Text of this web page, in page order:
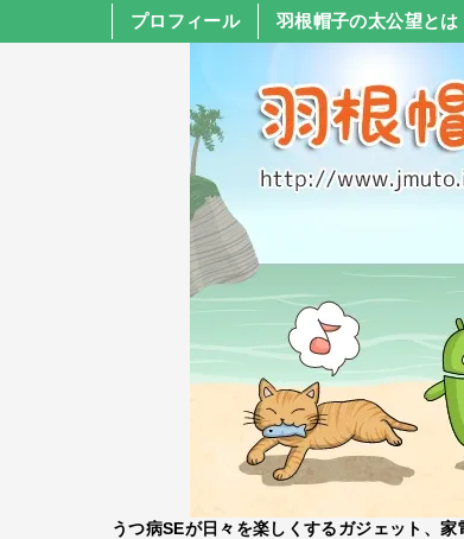
プロフィール 羽根帽子の太公望とは
うつ病SEが日々を楽しくするガジェット、